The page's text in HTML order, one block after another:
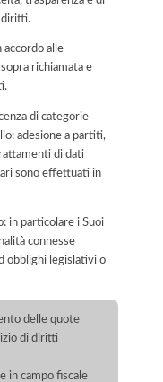
diritti.
accordo alle
richiamata e
di categorie
adesione a partiti,
di dati
sono effettuati in
in particolare i Suoi
connesse
obblighi legislativi o
delle quote
di diritti
in campo fiscale